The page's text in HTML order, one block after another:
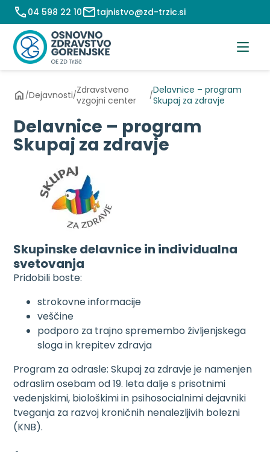
Preskoči
na
vsebino
04 598 22 10 tajnistvo@zd-trzic.si
/Dejavnosti/Zdravstveno
vzgojni center
/Delavnice – program
Skupaj za zdravje
Delavnice – program
Skupaj za zdravje
Skupinske delavnice in individualna
svetovanja
Pridobili boste:
strokovne informacije
veščine
podporo za trajno spremembo življenjskega
sloga in krepitev zdravja
Program za odrasle: Skupaj za zdravje je namenjen
odraslim osebam od 19. leta dalje s prisotnimi
vedenjskimi, biološkimi in psihosocialnimi dejavniki
tveganja za razvoj kroničnih nenalezljivih bolezni
(KNB).